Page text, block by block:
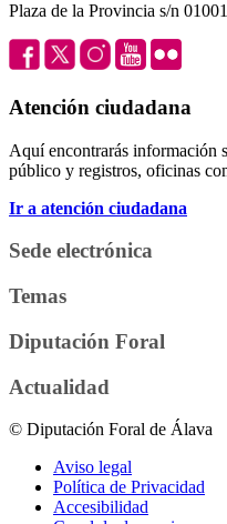
Plaza de la Provincia s/n
Atención ciudadana
Aquí encontrarás información
público y registros, oficinas
Ir a atención ciudadana
Sede electrónica
Temas
Diputación Foral
Actualidad
© Diputación Foral de Álava
Aviso legal
Política de Privacidad
Accesibilidad